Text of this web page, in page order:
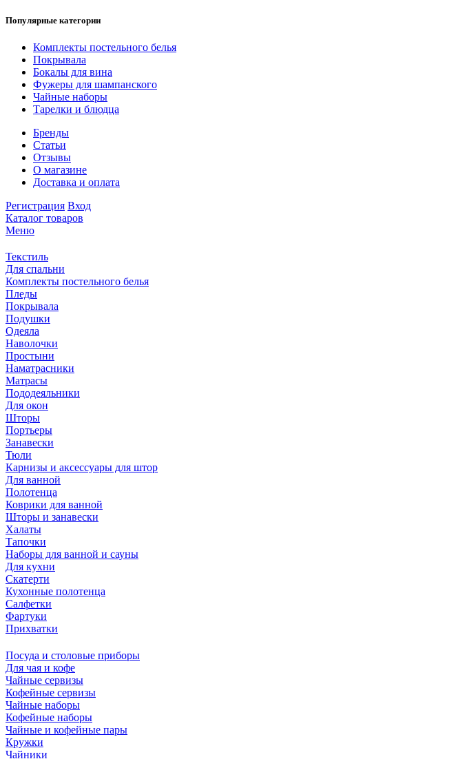
Популярные категории
Комплекты постельного белья
Покрывала
Бокалы для вина
Фужеры для шампанского
Чайные наборы
Тарелки и блюдца
Бренды
Статьи
Отзывы
О магазине
Доставка и оплата
Регистрация Вход
Каталог товаров
Меню
Текстиль
Для спальни
Комплекты постельного белья
Пледы
Покрывала
Подушки
Одеяла
Наволочки
Простыни
Наматрасники
Матрасы
Пододеяльники
Для окон
Шторы
Портьеры
Занавески
Тюли
Карнизы и аксессуары для штор
Для ванной
Полотенца
Коврики для ванной
Шторы и занавески
Халаты
Тапочки
Наборы для ванной и сауны
Для кухни
Скатерти
Кухонные полотенца
Салфетки
Фартуки
Прихватки
Посуда и столовые приборы
Для чая и кофе
Чайные сервизы
Кофейные сервизы
Чайные наборы
Кофейные наборы
Чайные и кофейные пары
Кружки
Чайники